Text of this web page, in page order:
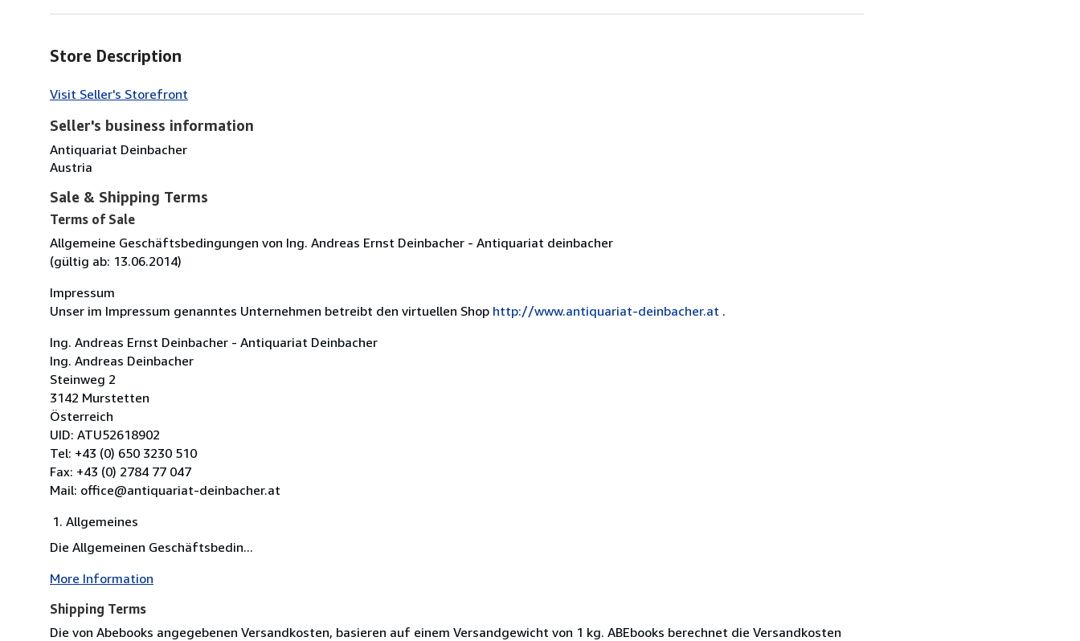
Store Description
Visit Seller's Storefront
Seller's business information
Antiquariat Deinbacher
Austria
Sale & Shipping Terms
Terms of Sale
Allgemeine Geschäftsbedingungen von Ing. Andreas Ernst Deinbacher - Antiquariat deinbacher
(gültig ab: 13.06.2014)
Impressum
Unser im Impressum genanntes Unternehmen betreibt den virtuellen Shop http://www.antiquariat-deinbacher.at .
Ing. Andreas Ernst Deinbacher - Antiquariat Deinbacher
Ing. Andreas Deinbacher
Steinweg 2
3142 Murstetten
Österreich
UID: ATU52618902
Tel: +43 (0) 650 3230 510
Fax: +43 (0) 2784 77 047
Mail: office@antiquariat-deinbacher.at
Allgemeines
Die Allgemeinen Geschäftsbedin...
More Information
Shipping Terms
Die von Abebooks angegebenen Versandkosten, basieren auf einem Versandgewicht von 1 kg. ABEbooks berechnet die Versandkosten